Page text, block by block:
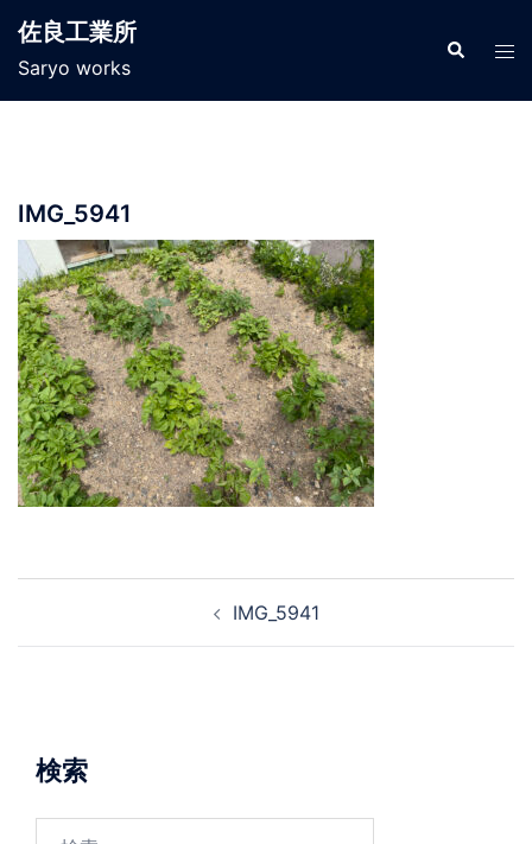
ン
佐良工業所
Saryo works
検
索
ト
IMG_5941
ー
シ
ョ
IMG_5941
検索